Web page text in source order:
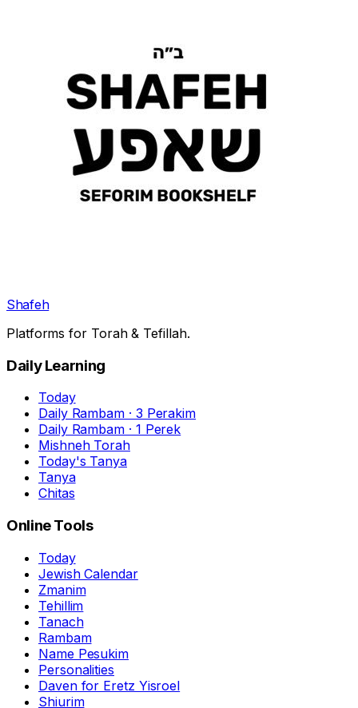
Shafeh
Platforms for Torah & Tefillah.
Daily Learning
Today
Daily Rambam · 3 Perakim
Daily Rambam · 1 Perek
Mishneh Torah
Today's Tanya
Tanya
Chitas
Online Tools
Today
Jewish Calendar
Zmanim
Tehillim
Tanach
Rambam
Name Pesukim
Personalities
Daven for Eretz Yisroel
Shiurim